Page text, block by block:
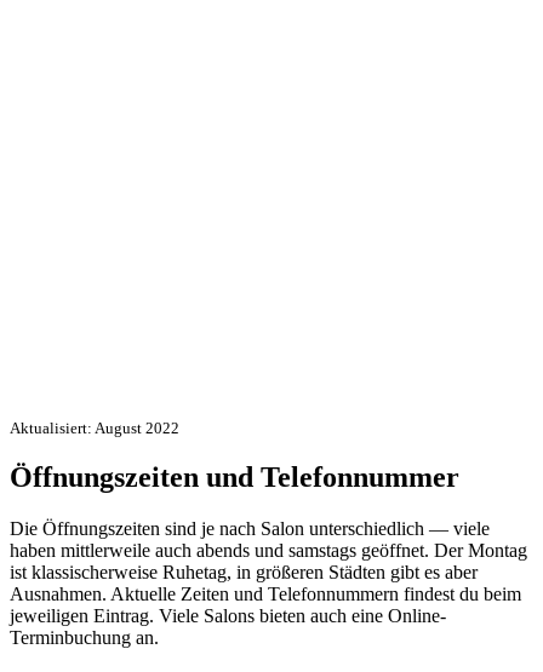
Aktualisiert: August 2022
Öffnungszeiten und Telefonnummer
Die Öffnungszeiten sind je nach Salon unterschiedlich — viele
haben mittlerweile auch abends und samstags geöffnet. Der Montag
ist klassischerweise Ruhetag, in größeren Städten gibt es aber
Ausnahmen. Aktuelle Zeiten und Telefonnummern findest du beim
jeweiligen Eintrag. Viele Salons bieten auch eine Online-
Terminbuchung an.